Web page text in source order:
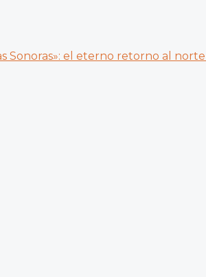
Sonoras»: el eterno retorno al norte